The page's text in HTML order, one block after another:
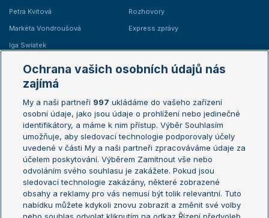
Petra Kvitová
Markéta Vondroušová
Iga Swiatek
Rozhovory
Express zprávy
Žebříčky
Žebříček ATP (muži)
Žebříček WTA (ženy)
Sázkařský žebříček
Australian Open
French Open
Wimbledon
US Open
Turnaj mistrů
Turnaj mistryň
Aktualní trendy
Ochrana vašich osobních údajů nás
zajímá
My a naši partneři 997 ukládáme do vašeho zařízení
osobní údaje, jako jsou údaje o prohlížení nebo jedinečné
identifikátory, a máme k nim přístup. Výběr Souhlasím
umožňuje, aby sledovací technologie podporovaly účely
uvedené v části My a naši partneři zpracováváme údaje za
účelem poskytování. Výběrem Zamítnout vše nebo
odvoláním svého souhlasu je zakážete. Pokud jsou
sledovací technologie zakázány, některé zobrazené
obsahy a reklamy pro vás nemusí být tolik relevantní. Tuto
nabídku můžete kdykoli znovu zobrazit a změnit své volby